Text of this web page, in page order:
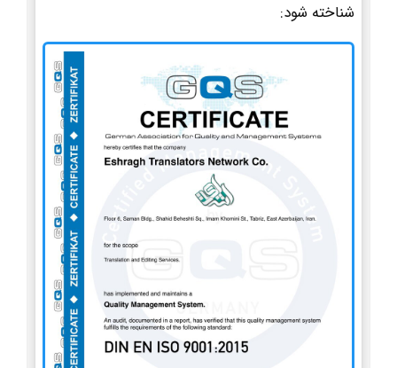
شناخته شود: